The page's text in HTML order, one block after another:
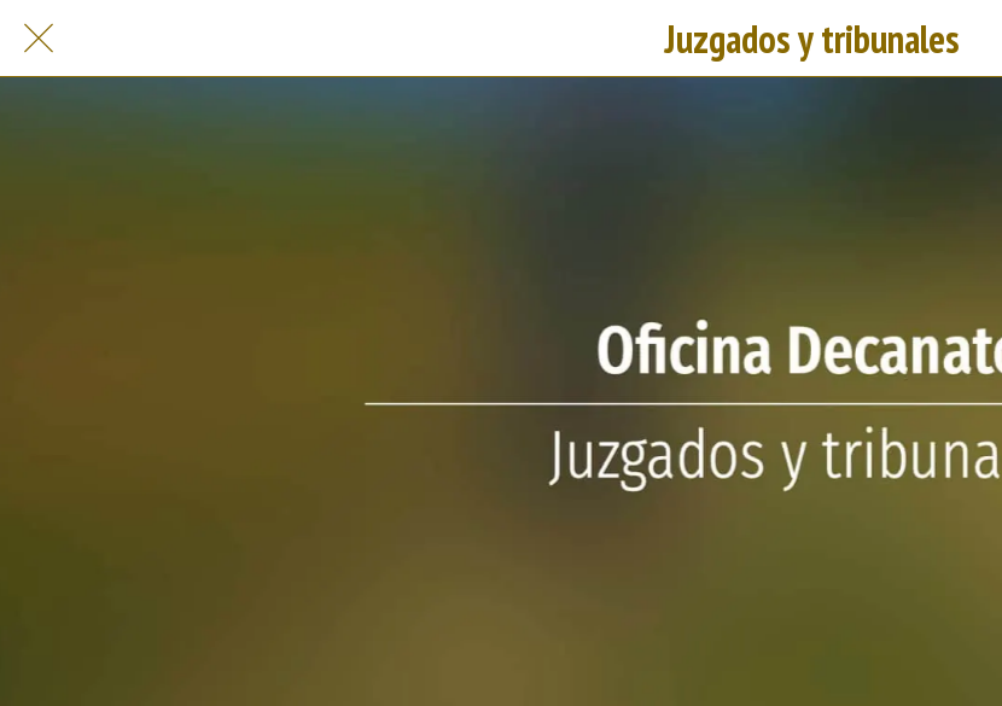
Juzgados y tribunales